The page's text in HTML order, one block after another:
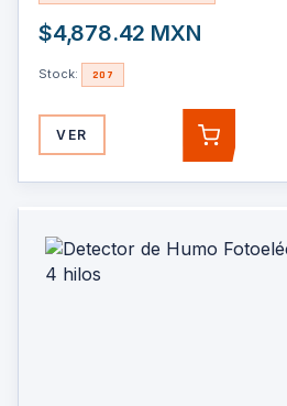
$4,878.42 MXN
Stock: 207
VER AGREGAR